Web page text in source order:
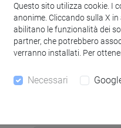
ZHANG Yayuan
Questo sito utilizza cookie. I
anonime. Cliccando sulla X
abilitano le funzionalità dei
partner, che potrebbero
verranno installati. Per
Necessari